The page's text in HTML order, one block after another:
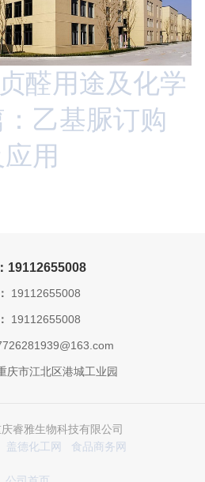
醛用途及化学
乙基脲订购
用
19112655008
19112655008
19112655008
庆市江北区港城工业园
睿雅生物科技有限公司
盖德化工网 食品商务网